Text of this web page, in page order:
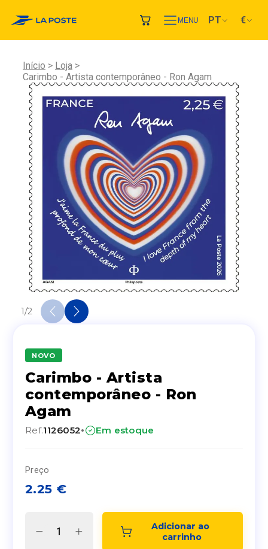
MENU PT €
Início
Loja
Carimbo - Artista contemporâneo - Ron Agam
1/2
NOVO
Carimbo - Artista
contemporâneo - Ron
Agam
Ref.1126052· Em estoque
Preço
2.25 €
Adicionar ao
carrinho